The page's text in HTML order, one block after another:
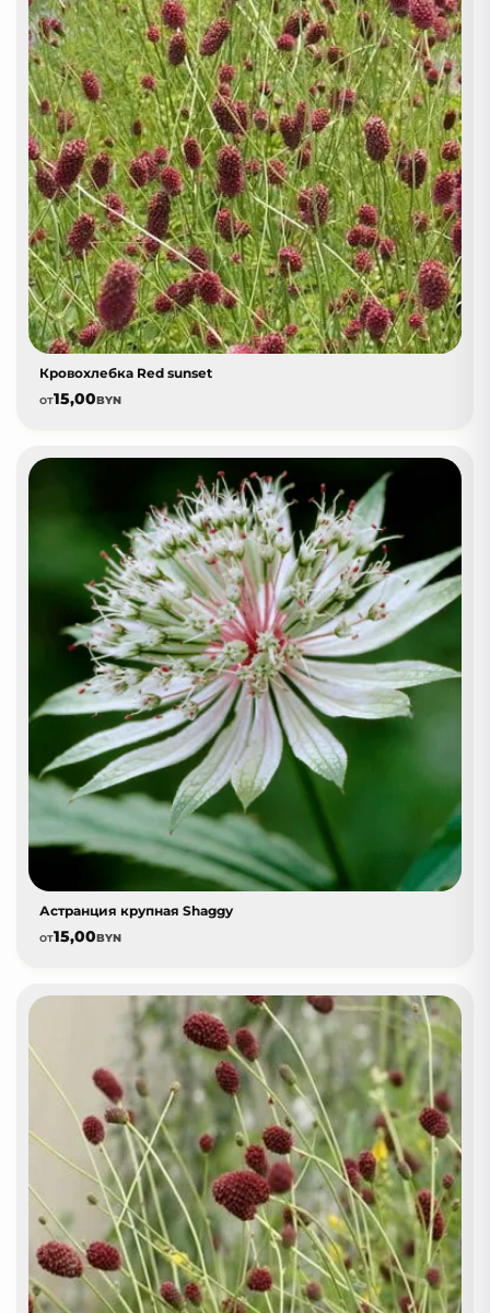
Кровохлебка Red sunset
от15,00BYN
Астранция крупная Shaggy
от15,00BYN